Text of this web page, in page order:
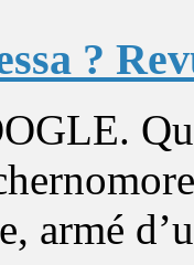
?
armé